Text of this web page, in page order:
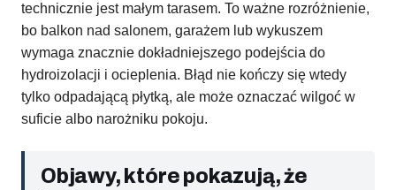
technicznie jest małym tarasem. To ważne rozróżnienie,
bo balkon nad salonem, garażem lub wykuszem
wymaga znacznie dokładniejszego podejścia do
hydroizolacji i ocieplenia. Błąd nie kończy się wtedy
tylko odpadającą płytką, ale może oznaczać wilgoć w
suficie albo narożniku pokoju.
Objawy, które pokazują, że